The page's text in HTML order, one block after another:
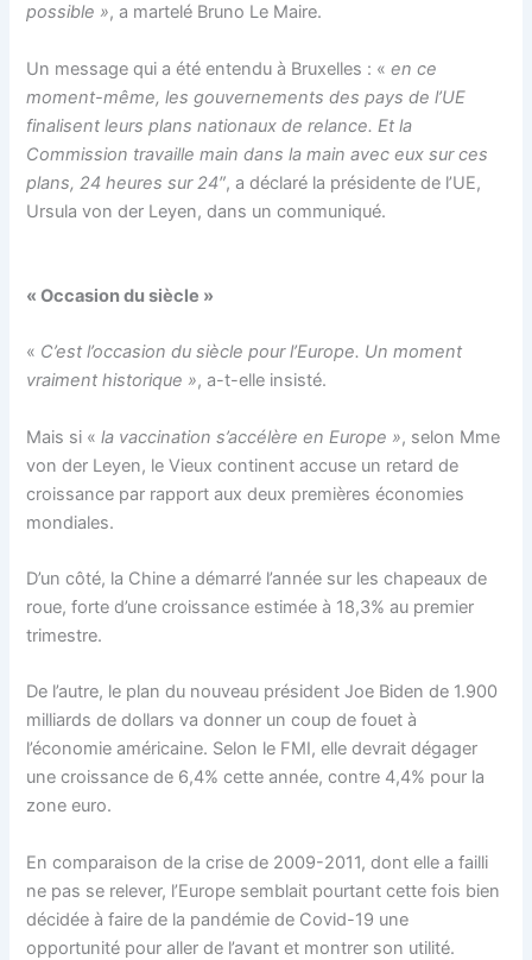
possible », a martelé Bruno Le Maire.
Un message qui a été entendu à Bruxelles : «en ce
moment-même, les gouvernements des pays de l’UE
finalisent leurs plans nationaux de relance. Et la
Commission travaille main dans la main avec eux sur ces
plans, 24 heures sur 24″, a déclaré la présidente de l’UE,
Ursula von der Leyen, dans un communiqué.
« Occasion du siècle »
« C’est l’occasion du siècle pour l’Europe. Un moment
vraiment historique », a-t-elle insisté.
Mais si «la vaccination s’accélère en Europe », selon Mme
von der Leyen, le Vieux continent accuse un retard de
croissance par rapport aux deux premières économies
mondiales.
D’un côté, la Chine a démarré l’année sur les chapeaux de
roue, forte d’une croissance estimée à 18,3% au premier
trimestre.
De l’autre, le plan du nouveau président Joe Biden de 1.900
milliards de dollars va donner un coup de fouet à
l’économie américaine. Selon le FMI, elle devrait dégager
une croissance de 6,4% cette année, contre 4,4% pour la
zone euro.
En comparaison de la crise de 2009-2011, dont elle a failli
ne pas se relever, l’Europe semblait pourtant cette fois bien
décidée à faire de la pandémie de Covid-19 une
opportunité pour aller de l’avant et montrer son utilité.